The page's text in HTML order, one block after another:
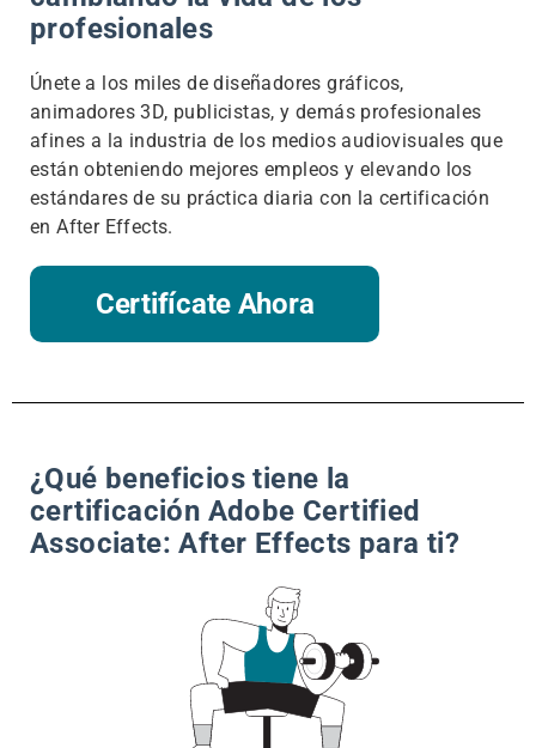
profesionales
Únete a los miles de diseñadores gráficos,
animadores 3D, publicistas, y demás profesionales
afines a la industria de los medios audiovisuales que
están obteniendo mejores empleos y elevando los
estándares de su práctica diaria con la certificación
en After Effects.
Certifícate Ahora
¿Qué beneficios tiene la
certificación Adobe Certified
Associate: After Effects para ti?